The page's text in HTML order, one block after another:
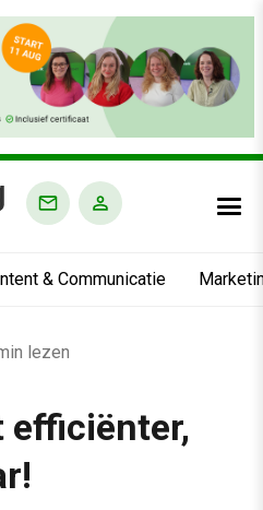
& Communicatie
lezen
efficiënter,